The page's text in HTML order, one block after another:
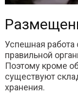
Успешная работа
правильной
Поэтому кроме
существуют
хранения.